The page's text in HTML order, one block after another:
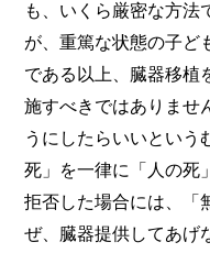
も、いくら厳密な方法
が、重篤な状態の子ど
である以上、臓器移植
施すべきではありませ
うにしたらいいという
死」を一律に「人の死
拒否した場合には、「
ぜ、臓器提供してあげ